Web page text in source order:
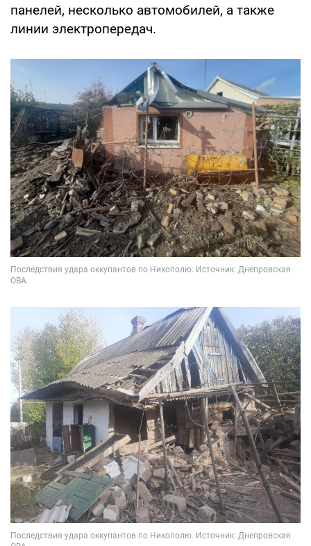
панелей, несколько автомобилей, а также
линии электропередач.